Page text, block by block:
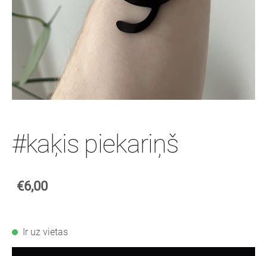
#kaķis piekariņš
€6,00
Ir uz vietas